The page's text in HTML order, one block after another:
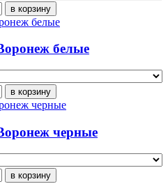
белые
черные